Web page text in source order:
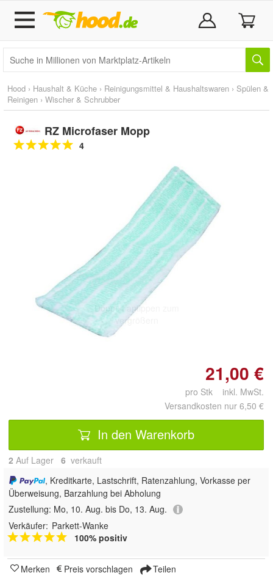
Hood › Haushalt & Küche › Reinigungsmittel & Haushaltswaren › Spülen &
Reinigen › Wischer & Schrubber
RZ Microfaser Mopp
4
Doppelt antippen zum
vergrößern
21,00 €
pro Stk inkl. MwSt.
Versandkosten nur 6,50 €
In den Warenkorb
2 Auf Lager 6 verkauft
, Kreditkarte, Lastschrift, Ratenzahlung, Vorkasse per
Überweisung, Barzahlung bei Abholung
Zustellung: Mo, 10. Aug. bis Do, 13. Aug.
Verkäufer: Parkett-Wanke
100% positiv
Merken Preis vorschlagen Teilen